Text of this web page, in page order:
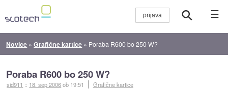
☰
Novice »Grafične kartice » Poraba R600 bo 250 W?
Poraba R600 bo 250 W?
sid911 :: 18. sep 2006ob 19:51 Grafične kartice